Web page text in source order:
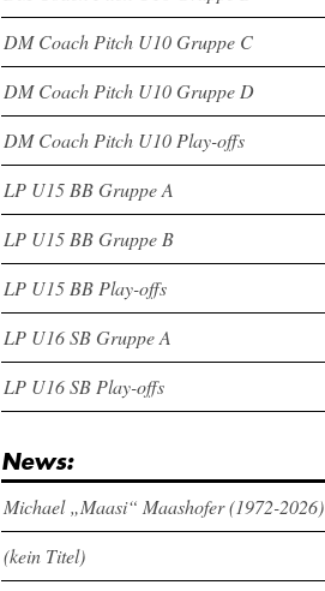
DM Coach Pitch U10 Gruppe C
DM Coach Pitch U10 Gruppe D
DM Coach Pitch U10 Play-offs
LP U15 BB Gruppe A
LP U15 BB Gruppe B
LP U15 BB Play-offs
LP U16 SB Gruppe A
LP U16 SB Play-offs
News:
Michael „Maasi“ Maashofer (1972-2026)
(kein Titel)